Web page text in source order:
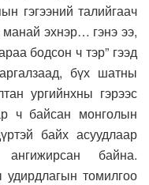
гэгээний талийгаач
эхнэр… гэнэ ээ,
бодсон ч тэр” гээд
бүх шатны
ургийнхны гэрээс
ч байсан монголын
байх асуудлаар
ангижирсан байна.
томилгоо